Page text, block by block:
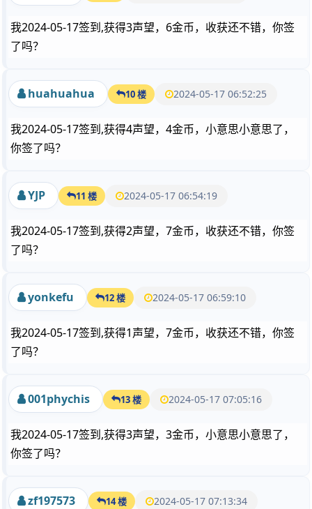
我2024-05-17签到,获得3声望，6金币，收获还不错，你签
了吗？
huahuahua 10 楼 2024-05-17 06:52:25
我2024-05-17签到,获得4声望，4金币，小意思小意思了，
你签了吗？
YJP 11 楼 2024-05-17 06:54:19
我2024-05-17签到,获得2声望，7金币，收获还不错，你签
了吗？
yonkefu 12 楼 2024-05-17 06:59:10
我2024-05-17签到,获得1声望，7金币，收获还不错，你签
了吗？
001phychis 13 楼 2024-05-17 07:05:16
我2024-05-17签到,获得3声望，3金币，小意思小意思了，
你签了吗？
zf197573 14 楼 2024-05-17 07:13:34